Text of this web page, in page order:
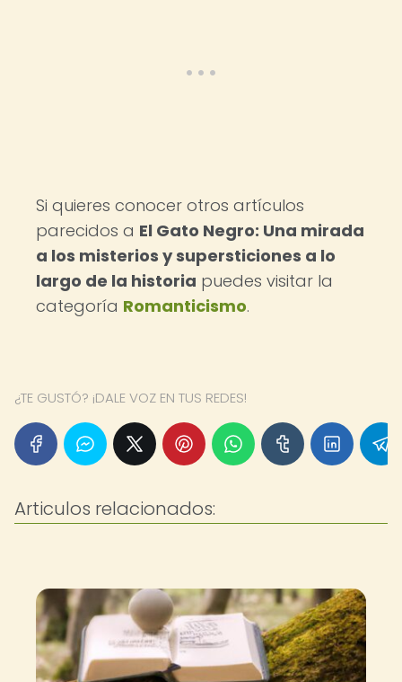
Si quieres conocer otros artículos
parecidos a El Gato Negro: Una mirada
a los misterios y supersticiones a lo
largo de la historia puedes visitar la
categoría Romanticismo.
¿TE GUSTÓ? ¡DALE VOZ EN TUS REDES!
Articulos relacionados: